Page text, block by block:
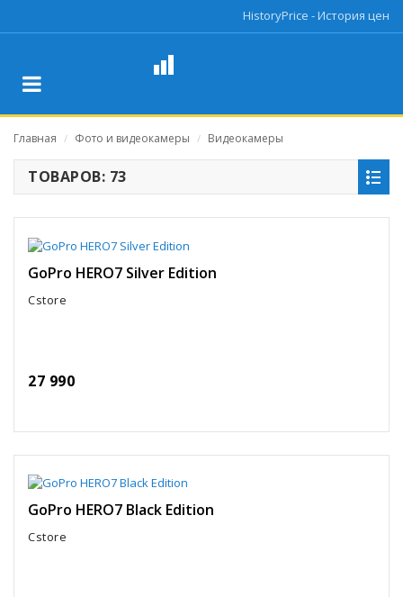
HistoryPrice - История цен
Главная / Фото и видеокамеры / Видеокамеры
ТОВАРОВ: 73
GoPro HERO7 Silver Edition
Cstore
27 990
GoPro HERO7 Black Edition
Cstore